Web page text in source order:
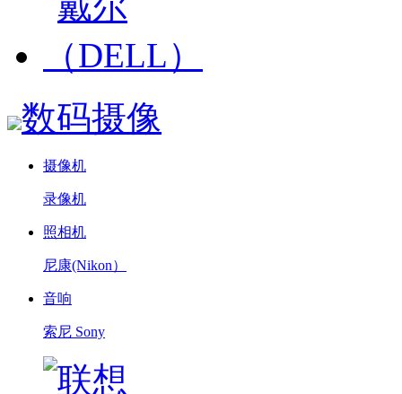
数码摄像
摄像机
录像机
照相机
尼康(Nikon）
音响
索尼 Sony